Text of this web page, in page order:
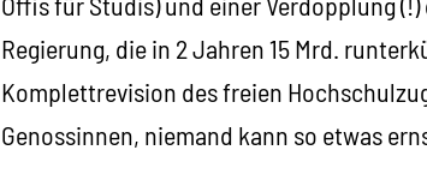
Regierung, die in 2 Jahren 15 Mrd.
Komplettrevision des freien
Genossinnen, niemand kann so etwas